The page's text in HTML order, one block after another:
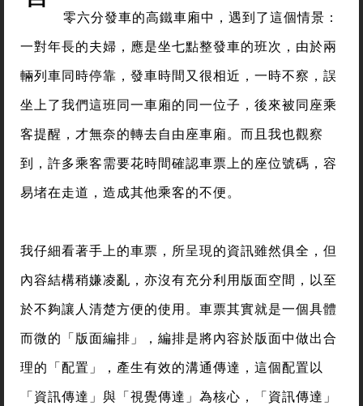
零六分發車的高鐵車廂中，遇到了這個情景：
一對年長的夫婦，應是坐七點整發車的班次，由於兩
輛列車同時停靠，發車時間又很相近，一時不察，誤
坐上了我們這班同一車廂的同一位子，後來被同座乘
客提醒，才無奈的轉去自由座車廂。而且我也觀察
到，許多乘客需要花時間確認車票上的座位號碼，容
易堵在走道，造成其他乘客的不便。
我仔細看著手上的車票，所呈現的資訊雖然俱全，但
內容結構稍嫌凌亂，亦沒有充分利用版面空間，以至
於不夠讓人清楚方便的使用。車票其實就是一個具體
而微的「版面編排」，編排是將內容於版面中做出合
理的「配置」，產生有效的溝通傳達，這個配置以
「資訊傳達」與「視覺傳達」為核心，「資訊傳達」